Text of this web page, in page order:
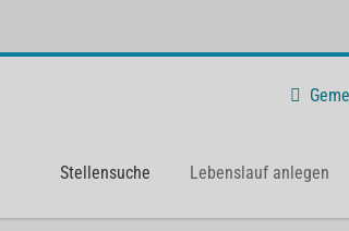
Stellensuche Lebenslauf anlegen